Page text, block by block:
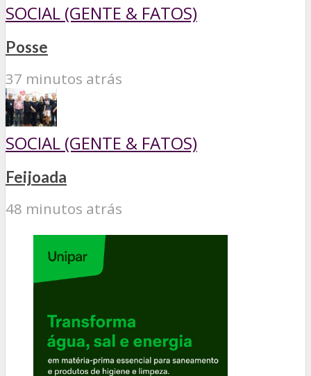
SOCIAL (GENTE & FATOS)
Posse
37 minutos atrás
SOCIAL (GENTE & FATOS)
Feijoada
48 minutos atrás